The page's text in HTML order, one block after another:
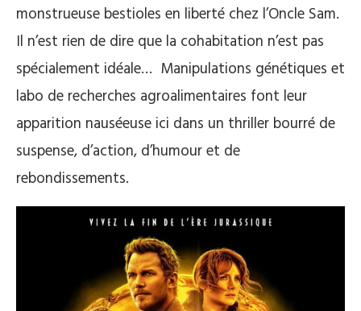
monstrueuse bestioles en liberté chez l’Oncle Sam.
Il n’est rien de dire que la cohabitation n’est pas
spécialement idéale… Manipulations génétiques et
labo de recherches agroalimentaires font leur
apparition nauséeuse ici dans un thriller bourré de
suspense, d’action, d’humour et de
rebondissements.